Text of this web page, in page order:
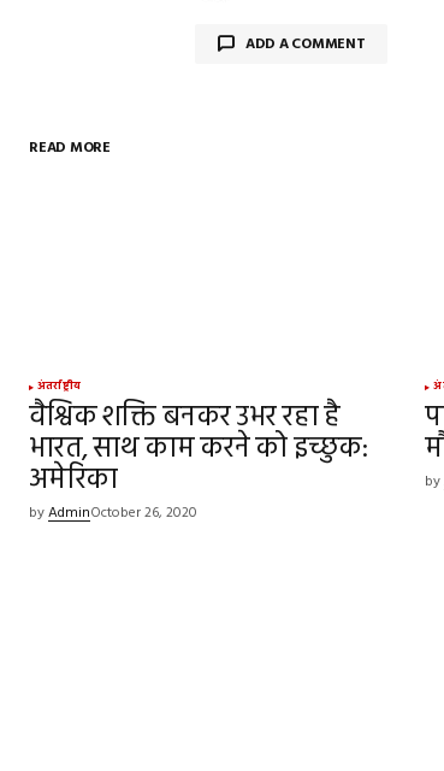
ADD A COMMENT
Save my name,
this browser for the
READ MORE
अंतर्राष्ट्रीय
वैश्विक शक्ति बनकर उभर रहा है
भारत, साथ काम करने को इच्छुक:
अमेरिका
byAdminOctober 26, 2020
by